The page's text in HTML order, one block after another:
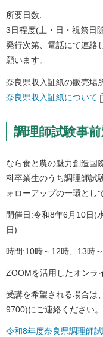
所要日数:
3日程度(土・日・祝祭日
発行次第、電話にて連絡
願います。
奈良県収入証紙の販売場
奈良県収入証紙について
調理師試験事
なら食と農の魅力創造国
科卒業生のうち調理師試
ォローアップの一環とし
開催日:令和8年6月10日(
日)
時間:10時～12時、13時
ZOOMを活用したオンラ
受講を希望される場合は
9700)にご連絡ください。
令和8年度奈良県調理師